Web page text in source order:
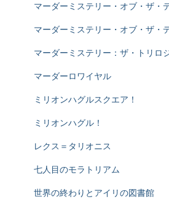
マーダーミステリー・オブ・ザ・
マーダーミステリー・オブ・ザ・
マーダーミステリー：ザ・トリロ
マーダーロワイヤル
ミリオンハグルスクエア！
ミリオンハグル！
レクス＝タリオニス
七人目のモラトリアム
世界の終わりとアイリの図書館